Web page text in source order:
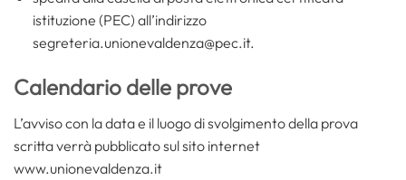
istituzione (PEC) all’indirizzo
segreteria.unionevaldenza@pec.it.
Calendario delle prove
L’avviso con la data e il luogo di svolgimento della prova
scritta verrà pubblicato sul sito internet
www.unionevaldenza.it